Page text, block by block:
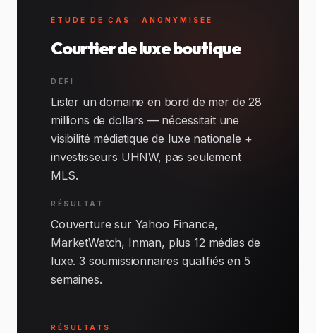
ÉTUDE DE CAS · ANONYMISÉE
Courtier de luxe boutique
DÉFI
Lister un domaine en bord de mer de 28
millions de dollars — nécessitait une
visibilité médiatique de luxe nationale +
investisseurs UHNW, pas seulement
MLS.
RÉSULTAT
Couverture sur Yahoo Finance,
MarketWatch, Inman, plus 12 médias de
luxe. 3 soumissionnaires qualifiés en 5
semaines.
RÉSULTATS